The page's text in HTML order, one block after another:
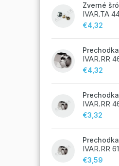
IVAR.TA
€4,32
IVAR.RR
€4,32
IVAR.RR
€3,32
IVAR.RR
€3,59